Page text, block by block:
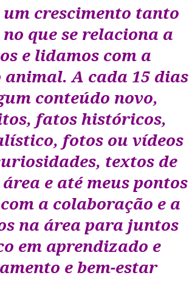
crescimento tanto
que se relaciona a
e lidamos com a
A cada 15 dias
conteúdo novo,
fatos históricos,
fotos ou vídeos
textos de
e até meus pontos
a colaboração e a
na área para juntos
em aprendizado e
e bem-estar